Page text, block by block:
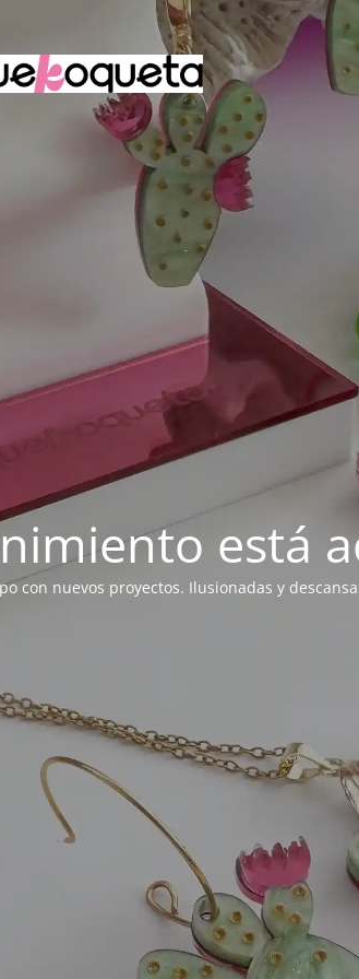
está
con nuevos proyectos. Ilusionadas y